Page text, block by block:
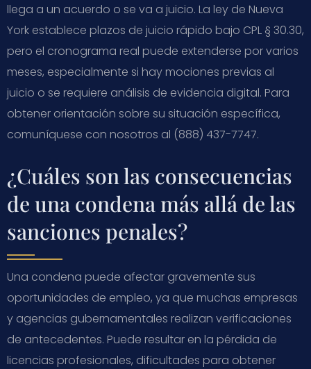
llega a un acuerdo o se va a juicio. La ley de Nueva
York establece plazos de juicio rápido bajo CPL § 30.30,
pero el cronograma real puede extenderse por varios
meses, especialmente si hay mociones previas al
juicio o se requiere análisis de evidencia digital. Para
obtener orientación sobre su situación específica,
comuníquese con nosotros al (888) 437-7747.
¿Cuáles son las consecuencias
de una condena más allá de las
sanciones penales?
Una condena puede afectar gravemente sus
oportunidades de empleo, ya que muchas empresas
y agencias gubernamentales realizan verificaciones
de antecedentes. Puede resultar en la pérdida de
licencias profesionales, dificultades para obtener